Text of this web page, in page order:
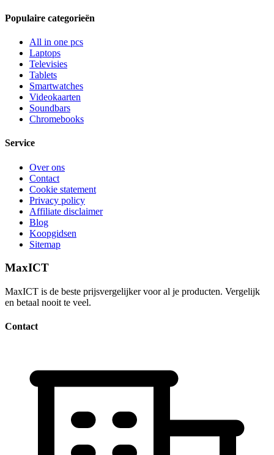
Populaire categorieën
All in one pcs
Laptops
Televisies
Tablets
Smartwatches
Videokaarten
Soundbars
Chromebooks
Service
Over ons
Contact
Cookie statement
Privacy policy
Affiliate disclaimer
Blog
Koopgidsen
Sitemap
MaxICT
MaxICT is de beste prijsvergelijker voor al je producten. Vergelijk
en betaal nooit te veel.
Contact